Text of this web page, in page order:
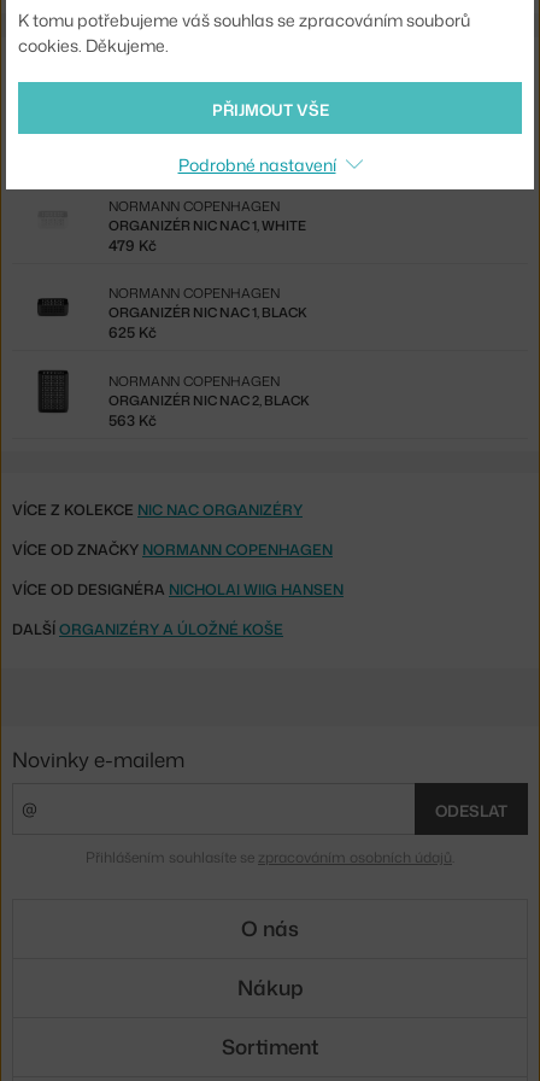
Ze stejné kolekce
ORGANIZÉR NIC NAC 4, WHITE
NORMANN COPENHAGEN
ORGANIZÉR NIC NAC 1, WHITE
NORMANN COPENHAGEN
479 Kč
ORGANIZÉR NIC NAC 1, BLACK
NORMANN COPENHAGEN
625 Kč
ORGANIZÉR NIC NAC 2, BLACK
NORMANN COPENHAGEN
563 Kč
VÍCE Z KOLEKCE NIC NAC ORGANIZÉRY
VÍCE OD ZNAČKY NORMANN COPENHAGEN
VÍCE OD DESIGNÉRA NICHOLAI WIIG HANSEN
DALŠÍORGANIZÉRY A ÚLOŽNÉ KOŠE
K tomu potřebujeme váš souhlas se zpracováním souborů
cookies. Děkujeme.
PŘIJMOUT VŠE
Podrobné nastavení
Novinky e-mailem
ODESLAT
Přihlášením souhlasíte se zpracováním osobních údajů
O nás
Nákup
Sortiment